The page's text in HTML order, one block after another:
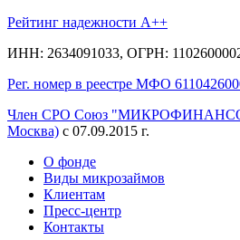
Рейтинг надежности A++
ИНН: 2634091033, ОГРН:
Рег. номер в реестре МФО
Член СРО Союз
Москва) с 07.09.2015 г.
О фонде
Виды микрозаймов
Клиентам
Пресс-центр
Контакты